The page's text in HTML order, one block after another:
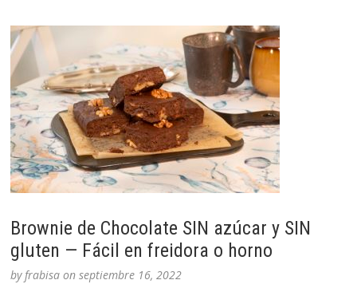
Brownie de Chocolate SIN azúcar y SIN
gluten — Fácil en freidora o horno
byfrabisa onseptiembre 16, 2022